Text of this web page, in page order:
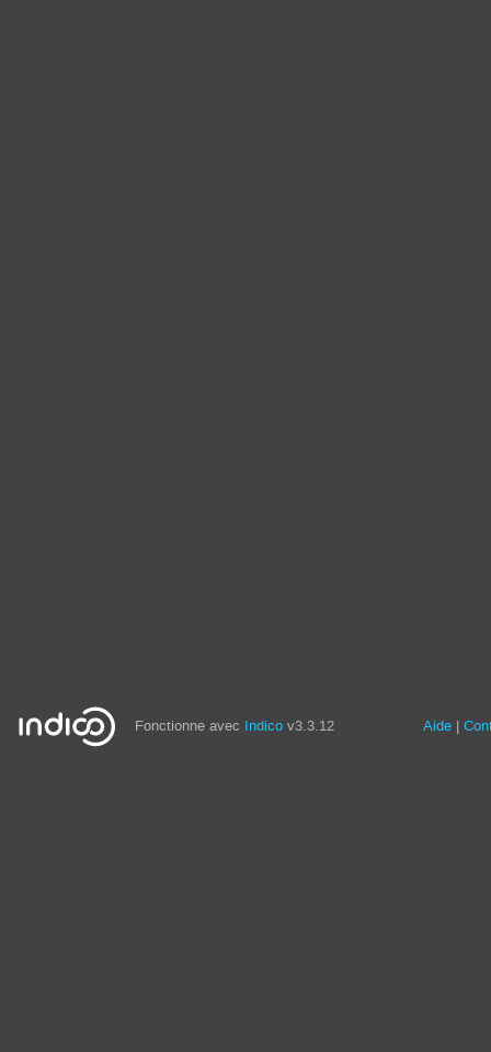
Fonctionne avec Indico v3.3.12 Aide